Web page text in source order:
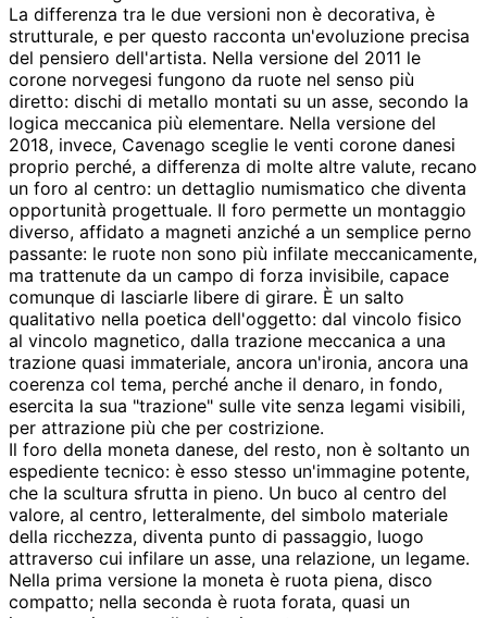
La differenza tra le due versioni non è decorativa, è
strutturale, e per questo racconta un'evoluzione precisa
del pensiero dell'artista. Nella versione del 2011 le
corone norvegesi fungono da ruote nel senso più
diretto: dischi di metallo montati su un asse, secondo la
logica meccanica più elementare. Nella versione del
2018, invece, Cavenago sceglie le venti corone danesi
proprio perché, a differenza di molte altre valute, recano
un foro al centro: un dettaglio numismatico che diventa
opportunità progettuale. Il foro permette un montaggio
diverso, affidato a magneti anziché a un semplice perno
passante: le ruote non sono più infilate meccanicamente,
ma trattenute da un campo di forza invisibile, capace
comunque di lasciarle libere di girare. È un salto
qualitativo nella poetica dell'oggetto: dal vincolo fisico
al vincolo magnetico, dalla trazione meccanica a una
trazione quasi immateriale, ancora un'ironia, ancora una
coerenza col tema, perché anche il denaro, in fondo,
esercita la sua "trazione" sulle vite senza legami visibili,
per attrazione più che per costrizione.
Il foro della moneta danese, del resto, non è soltanto un
espediente tecnico: è esso stesso un'immagine potente,
che la scultura sfrutta in pieno. Un buco al centro del
valore, al centro, letteralmente, del simbolo materiale
della ricchezza, diventa punto di passaggio, luogo
attraverso cui infilare un asse, una relazione, un legame.
Nella prima versione la moneta è ruota piena, disco
compatto; nella seconda è ruota forata, quasi un